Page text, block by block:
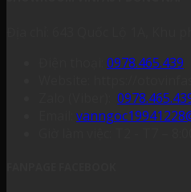
0978.465.439